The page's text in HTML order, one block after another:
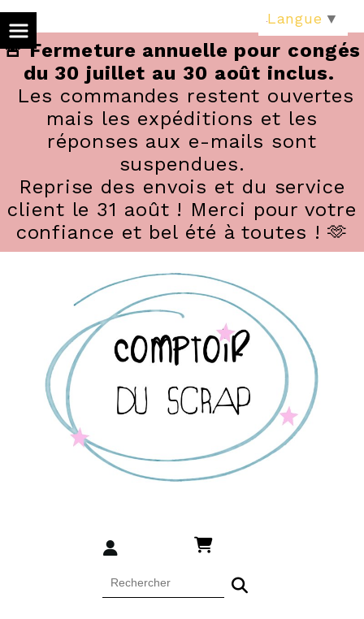
🚨 Fermeture annuelle pour congés
du 30 juillet au 30 août inclus.
Les commandes restent ouvertes
mais les expéditions et les
réponses aux e-mails sont
suspendues.
Reprise des envois et du service
client le 31 août ! Merci pour votre
confiance et bel été à toutes ! 🫶
Langue ▼